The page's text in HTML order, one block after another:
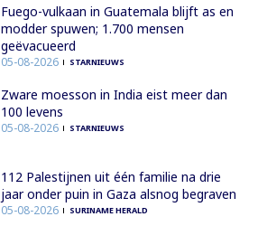
Fuego-vulkaan in Guatemala blijft as en
modder spuwen; 1.700 mensen
geëvacueerd
05-08-2026 STARNIEUWS
Zware moesson in India eist meer dan
100 levens
05-08-2026 STARNIEUWS
112 Palestijnen uit één familie na drie
jaar onder puin in Gaza alsnog begraven
05-08-2026 SURINAME HERALD